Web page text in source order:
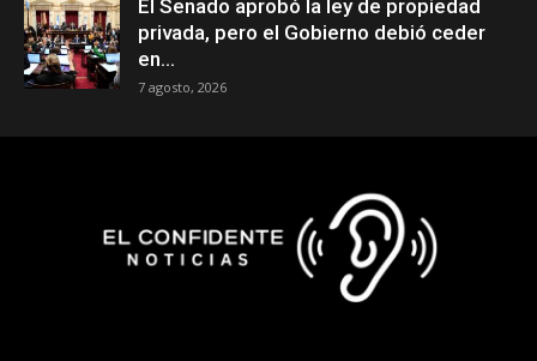
El Senado aprobó la ley de propiedad
privada, pero el Gobierno debió ceder
en...
7 agosto, 2026